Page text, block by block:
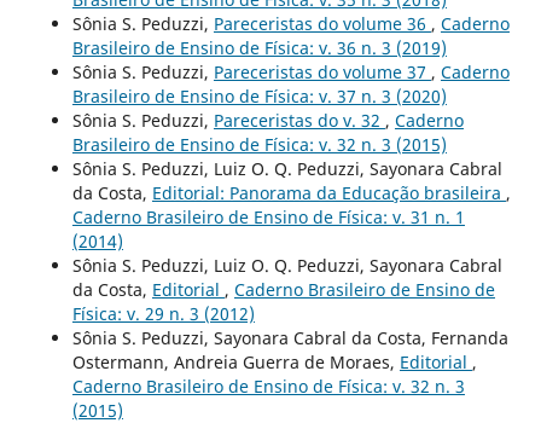
Sônia S. Peduzzi, Pareceristas do volume 36 , Caderno
Brasileiro de Ensino de Física: v. 36 n. 3 (2019)
Sônia S. Peduzzi, Pareceristas do volume 37 , Caderno
Brasileiro de Ensino de Física: v. 37 n. 3 (2020)
Sônia S. Peduzzi, Pareceristas do v. 32 , Caderno
Brasileiro de Ensino de Física: v. 32 n. 3 (2015)
Sônia S. Peduzzi, Luiz O. Q. Peduzzi, Sayonara Cabral
da Costa, Editorial: Panorama da Educação brasileira ,
Caderno Brasileiro de Ensino de Física: v. 31 n. 1
(2014)
Sônia S. Peduzzi, Luiz O. Q. Peduzzi, Sayonara Cabral
da Costa, Editorial , Caderno Brasileiro de Ensino de
Física: v. 29 n. 3 (2012)
Sônia S. Peduzzi, Sayonara Cabral da Costa, Fernanda
Ostermann, Andreia Guerra de Moraes, Editorial ,
Caderno Brasileiro de Ensino de Física: v. 32 n. 3
(2015)